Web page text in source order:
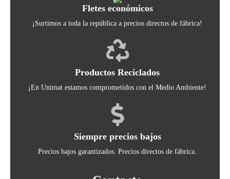
Fletes económicos
¡Surtimos a toda la república a precios directos de fábrica!
Productos Reciclados
¡En Unimat estamos comprometidos con el Medio Ambiente!
Siempre precios bajos
Precios bajos garantizados. Precios directos de fábrica.